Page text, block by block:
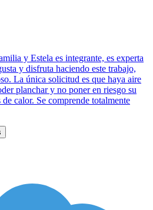
y Estela es integrante, es experta
y disfruta haciendo este trabajo,
La única solicitud es que haya aire
planchar y no poner en riesgo su
calor. Se comprende totalmente